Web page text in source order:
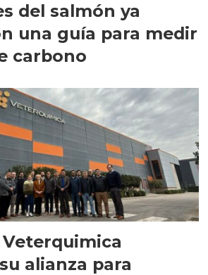
del salmón ya
una guía para medir
carbono
alianza para